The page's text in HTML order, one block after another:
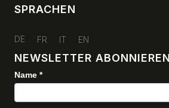
SPRACHEN
DE FR IT EN
NEWSLETTER ABONNIEREN
Newsletter
Name *